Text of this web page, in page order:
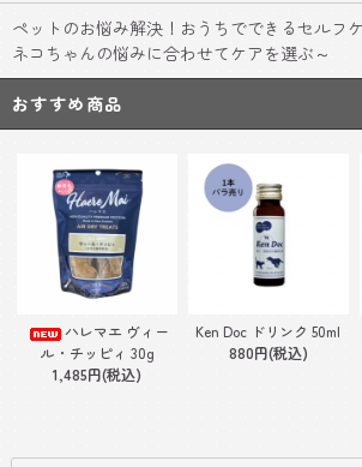
ペットのお悩み解決！おうちでできるセルフ
ネコちゃんの悩みに合わせてケアを選ぶ～
おすすめ商品
ハレマエ ヴィー
ル・チッピィ 30g
1,485円(税込)
Ken Doc ドリンク 50ml
880円(税込)